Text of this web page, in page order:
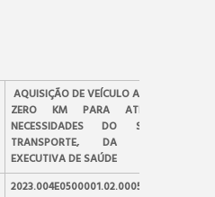
AQUISIÇÃO DE VEÍCULO AUTOMOTOR
ZERO KM PARA ATENDER AS
NECESSIDADES DO SETOR DE
TRANSPORTE, DA SECRETARIA
EXECUTIVA DE SAÚDE
2023.004E0500001.02.0005